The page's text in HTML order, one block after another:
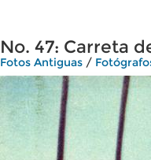
No. 47: Carreta
Fotos Antiguas /